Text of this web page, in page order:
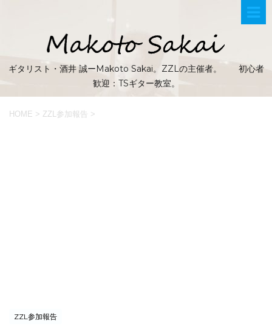
ギタリスト・酒井 誠ーMakoto Sakai。ZZLの主催者。 初心者
歓迎：TSギター教室。
HOME > ZZL参加報告 >
ZZL参加報告